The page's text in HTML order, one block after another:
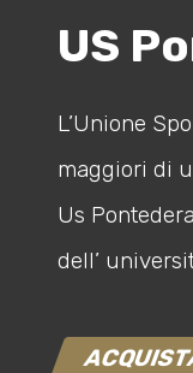
US
L’Unione
maggiori di
Us
dell’